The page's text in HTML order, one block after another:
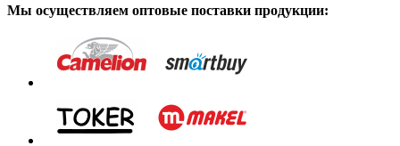
Мы осуществляем оптовые поставки продукции: